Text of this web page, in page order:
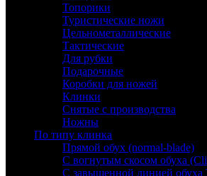
Топорики
Туристические ножи
Цельнометаллические
Тактические
Для рубки
Подарочные
Коробки для ножей
Клинки
Снятые с производства
Ножны
По типу клинка
Прямой обух (normal-blade)
С вогнутым скосом обуха
С завышенной линией обуха